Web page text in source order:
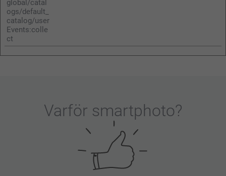
global/catal
ogs/default_
catalog/user
Events:colle
ct
Varför smartphoto?